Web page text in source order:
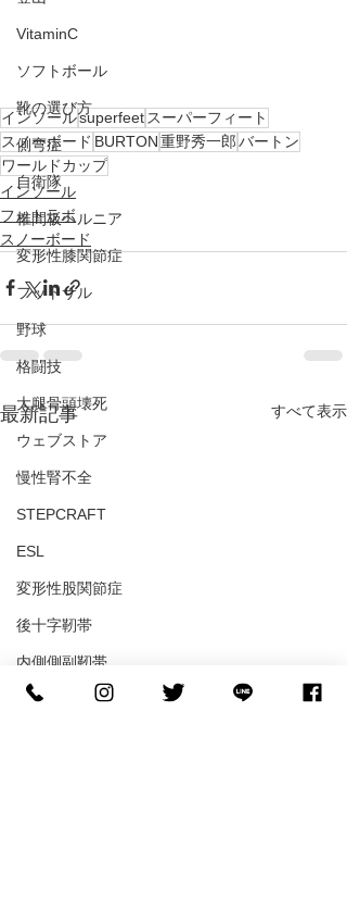
VitaminC
ソフトボール
靴の選び方
側弯症
自衛隊
椎間板ヘルニア
変形性膝関節症
フットサル
野球
格闘技
大腿骨頭壊死
ウェブストア
慢性腎不全
STEPCRAFT
ESL
変形性股関節症
後十字靭帯
内側側副靭帯
分離症
インソールsuperfeet スーパーフィート
スノーボード BURTON重野秀一郎バートン
ワールドカップ
インソール
フットラボ
スノーボード
最新記事 すべて表示